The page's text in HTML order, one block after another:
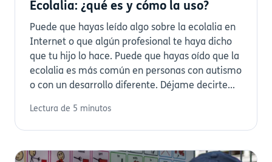
Ecolalia: ¿qué es y cómo la uso?
Puede que hayas leído algo sobre la ecolalia en
Internet o que algún profesional te haya dicho
que tu hijo lo hace. Puede que hayas oído que la
ecolalia es más común en personas con autismo
o con un desarrollo diferente. Déjame decirte...
Lectura de 5 minutos